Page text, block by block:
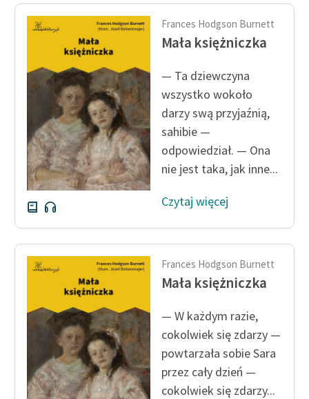
Frances Hodgson Burnett
Mała księżniczka
— Ta dziewczyna
wszystko wokoło
darzy swą przyjaźnią,
sahibie —
odpowiedział. — Ona
nie jest taka, jak inne...
Czytaj więcej
Frances Hodgson Burnett
Mała księżniczka
— W każdym razie,
cokolwiek się zdarzy —
powtarzała sobie Sara
przez cały dzień —
cokolwiek się zdarzy...